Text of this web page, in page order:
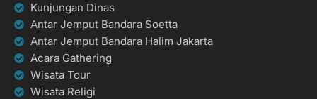
Kunjungan Dinas
Antar Jemput Bandara Soetta
Antar Jemput Bandara Halim Jakarta
Acara Gathering
Wisata Tour
Wisata Religi